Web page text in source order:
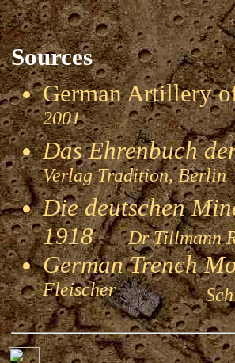
Sources
German Artillery
2001
Das Ehrenbuch
Verlag Tradition,
Die deutschen
1918Dr
German Trench
Fleischer